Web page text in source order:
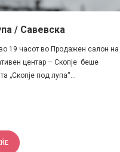
/ Савевска
19 часот во Продажен салон на
центар – Скопје беше
„Скопје под лупа“...